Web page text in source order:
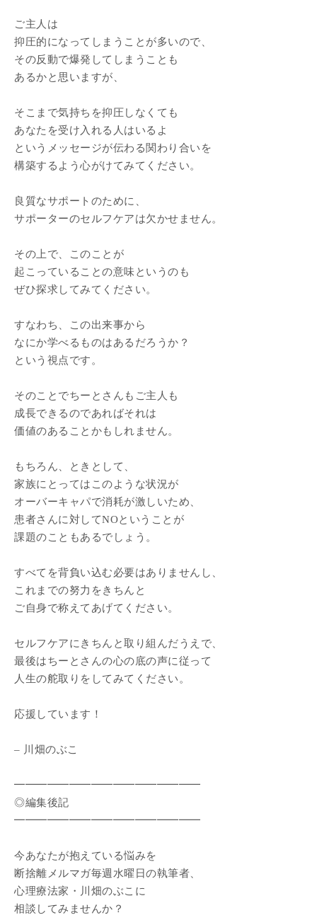
ご主人は
抑圧的になってしまうことが多いので、
その反動で爆発してしまうことも
あるかと思いますが、
そこまで気持ちを抑圧しなくても
あなたを受け入れる人はいるよ
というメッセージが伝わる関わり合いを
構築するよう心がけてみてください。
良質なサポートのために、
サポーターのセルフケアは欠かせません。
その上で、このことが
起こっていることの意味というのも
ぜひ探求してみてください。
すなわち、この出来事から
なにか学べるものはあるだろうか？
という視点です。
そのことでちーとさんもご主人も
成長できるのであればそれは
価値のあることかもしれません。
もちろん、ときとして、
家族にとってはこのような状況が
オーバーキャパで消耗が激しいため、
患者さんに対してNOということが
課題のこともあるでしょう。
すべてを背負い込む必要はありませんし、
これまでの努力をきちんと
ご自身で称えてあげてください。
セルフケアにきちんと取り組んだうえで、
最後はちーとさんの心の底の声に従って
人生の舵取りをしてみてください。
応援しています！
– 川畑のぶこ
━━━━━━━━━━━━━━━━━
◎編集後記
━━━━━━━━━━━━━━━━━
今あなたが抱えている悩みを
断捨離メルマガ毎週水曜日の執筆者、
心理療法家・川畑のぶこに
相談してみませんか？